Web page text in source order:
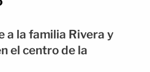
a la familia Rivera y
el centro de la